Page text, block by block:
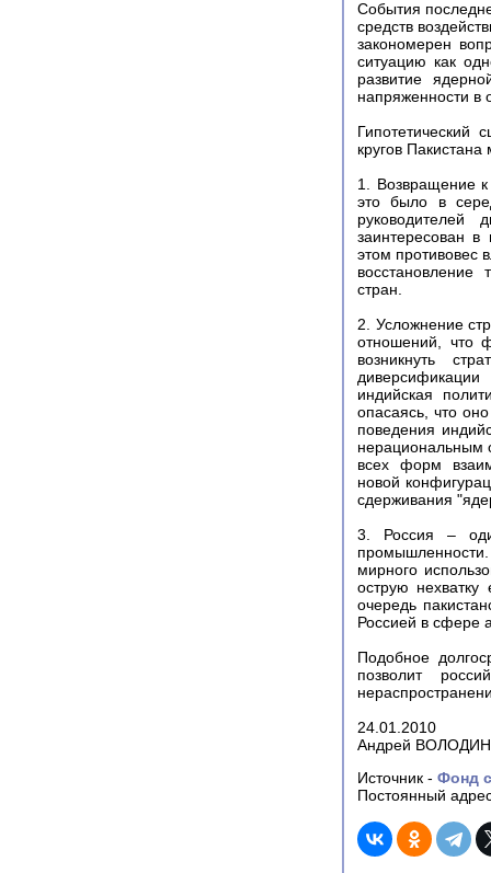
События
средств
закономерен
ситуацию как
развитие
напряженности в
Гипотетический
кругов
1. Возвращение к
это было в
заинтересован в
этом противовес
восстановление
стран.
2. Усложнение
отношений, что
возникнуть
индийская
опасаясь, что
поведения
нерациональным
всех форм
новой
сдерживания
3. Россия –
мирного
острую нехватку
очередь
Россией в сфере
Подобное
позволит
24.01.2010
Андрей ВОЛОДИН
Источник - Фонд
Постоянный